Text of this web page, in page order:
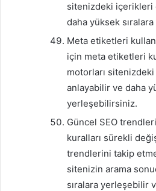
sitenizdeki içerikleri
daha yüksek
Meta etiketleri
için meta etiketleri
motorları
anlayabilir ve daha
yerleşebilirsiniz.
Güncel SEO
kuralları sürekli
trendlerini takip
sitenizin arama
sıralara yerleşebilir